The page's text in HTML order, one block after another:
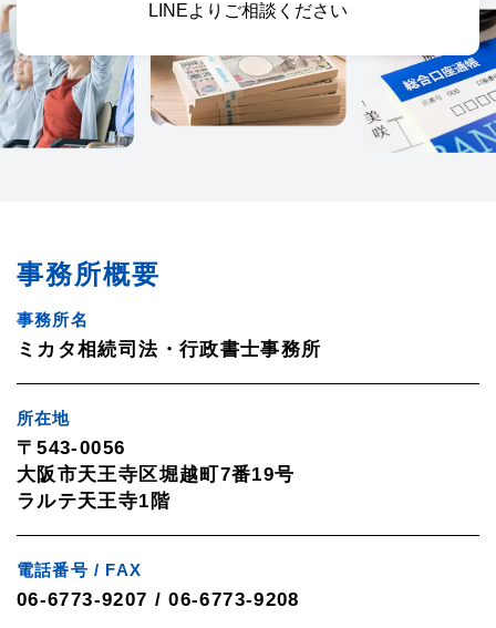
LINEよりご相談ください
事務所概要
事務所名
ミカタ相続司法・行政書士事務所
所在地
〒543-0056
大阪市天王寺区堀越町7番19号
ラルテ天王寺1階
電話番号 / FAX
06-6773-9207 / 06-6773-9208